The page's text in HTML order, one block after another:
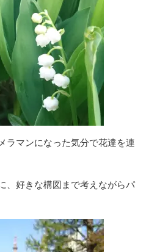
ラマンになった気分で花達を連
、好きな構図まで考えながらパ